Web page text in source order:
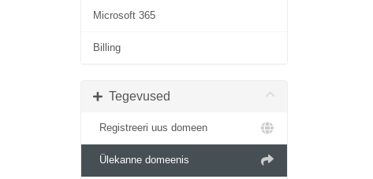
Microsoft 365
Billing
Tegevused
Registreeri uus domeen
Ülekanne domeenis